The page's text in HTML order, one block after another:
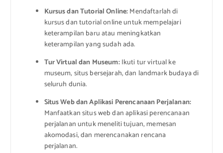
Kursus dan Tutorial Online:Mendaftarlah di
kursus dan tutorial online untuk mempelajari
keterampilan baru atau meningkatkan
keterampilan yang sudah ada.
Tur Virtual dan Museum:Ikuti tur virtual ke
museum, situs bersejarah, dan landmark budaya di
seluruh dunia.
Situs Web dan Aplikasi Perencanaan Perjalanan:
Manfaatkan situs web dan aplikasi perencanaan
perjalanan untuk meneliti tujuan, memesan
akomodasi, dan merencanakan rencana
perjalanan.